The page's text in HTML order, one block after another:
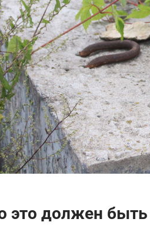
это должен быть